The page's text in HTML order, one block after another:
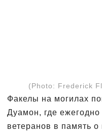
(Photo: Frederick
Факелы на могилах
Дуамон, где
ветеранов в память